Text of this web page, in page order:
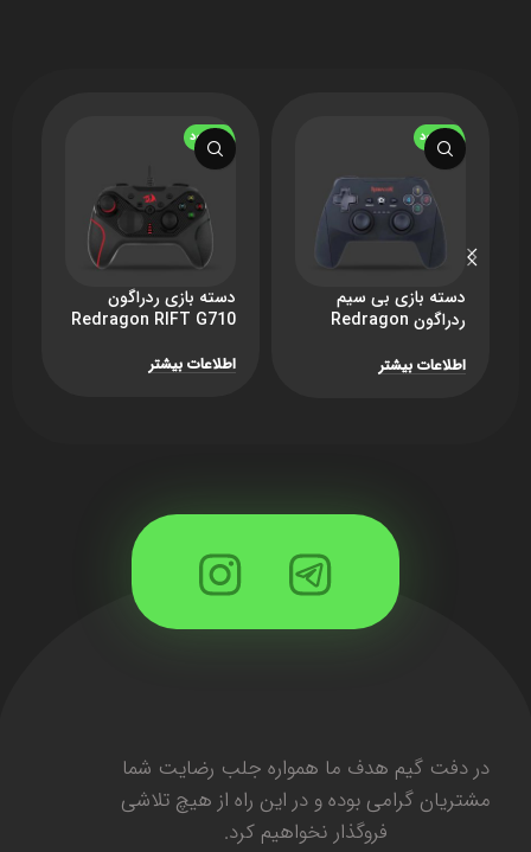
ناموجود
دسته بازی بی سیم
ردراگون Redragon
Wireless
اطلاعات بیشتر
ناموجود
دسته بازی ردراگون
Redragon RIFT G710
اطلاعات بیشتر
در دفت گیم هدف ما همواره جلب رضایت شما
مشتریان گرامی بوده و در این راه از هیچ تلاشی
فروگذار نخواهیم کرد.